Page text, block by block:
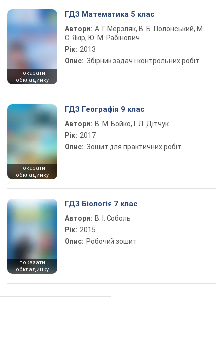
показати
обкладинку
ГДЗ Математика 5 клас
Автори: А. Г. Мерзляк, В. Б. Полонський, М.
С. Якір, Ю. М. Рабінович
Рік: 2013
Опис: Збірник задач і контрольних робіт
показати
обкладинку
ГДЗ Географія 9 клас
Автори: В. М. Бойко, І. Л. Дітчук
Рік: 2017
Опис: Зошит для практичних робіт
показати
обкладинку
ГДЗ Біологія 7 клас
Автори: В. І. Соболь
Рік: 2015
Опис: Робочий зошит